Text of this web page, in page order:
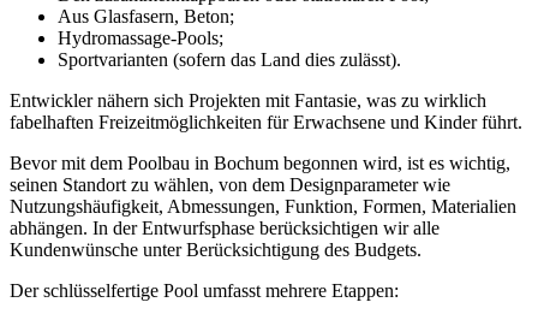
Aus Glasfasern, Beton;
Hydromassage-Pools;
Sportvarianten (sofern das Land dies zulässt).
Entwickler nähern sich Projekten mit Fantasie, was zu wirklich
fabelhaften Freizeitmöglichkeiten für Erwachsene und Kinder führt.
Bevor mit dem Poolbau in Bochum begonnen wird, ist es wichtig,
seinen Standort zu wählen, von dem Designparameter wie
Nutzungshäufigkeit, Abmessungen, Funktion, Formen, Materialien
abhängen. In der Entwurfsphase berücksichtigen wir alle
Kundenwünsche unter Berücksichtigung des Budgets.
Der schlüsselfertige Pool umfasst mehrere Etappen: